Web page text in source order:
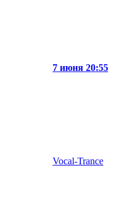
7 июня 20:55
Vocal-Trance